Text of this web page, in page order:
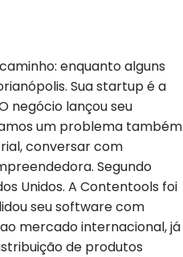
enquanto alguns
Sua startup é a
negócio lançou seu
um problema também
conversar com
Segundo
Unidos. A Contentools foi
seu software com
mercado internacional, já
de produtos